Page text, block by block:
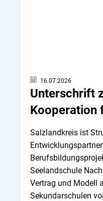
16.07.2026
Unterschrift
Kooperation
Salzlandkreis ist
Seelandschule
Vertrag und Modell
Sekundarschulen